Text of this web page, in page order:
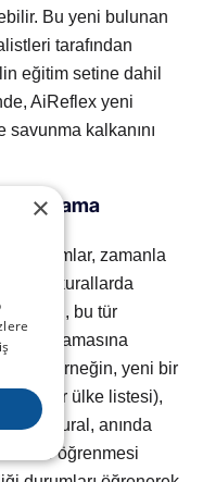
Bu yeni bulunan
tarafından
eğitim setine dahil
AiReflex yeni
savunma kalkanını
Sağlama
kurumlar, zamanla
kurallarda
yapısı, bu tür
sağlamasına
(örneğin, yeni bir
yeni bir ülke listesi),
Bu kural, anında
öğrenmesi
×